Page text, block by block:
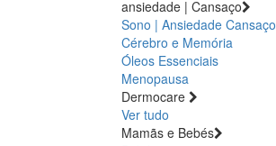
ansiedade | Cansaço
Sono | Ansiedade Cansaço
Cérebro e Memória
Óleos Essenciais
Menopausa
Dermocare
Ver tudo
Mamãs e Bebés